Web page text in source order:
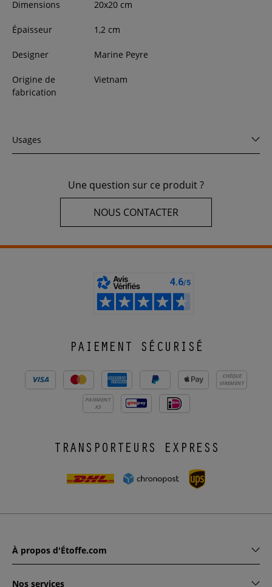
Dimensions 20x20cm
Épaisseur 1,2cm
Designer Marine Peyre
Origine de
fabrication
Vietnam
Usages
Une question sur ce produit ?
NOUS CONTACTER
PAIEMENT SÉCURISÉ
CHÈQUE
VIREMENT
PAIEMENT
X3
TRANSPORTEURS EXPRESS
À propos d'Étoffe.com
Nos services